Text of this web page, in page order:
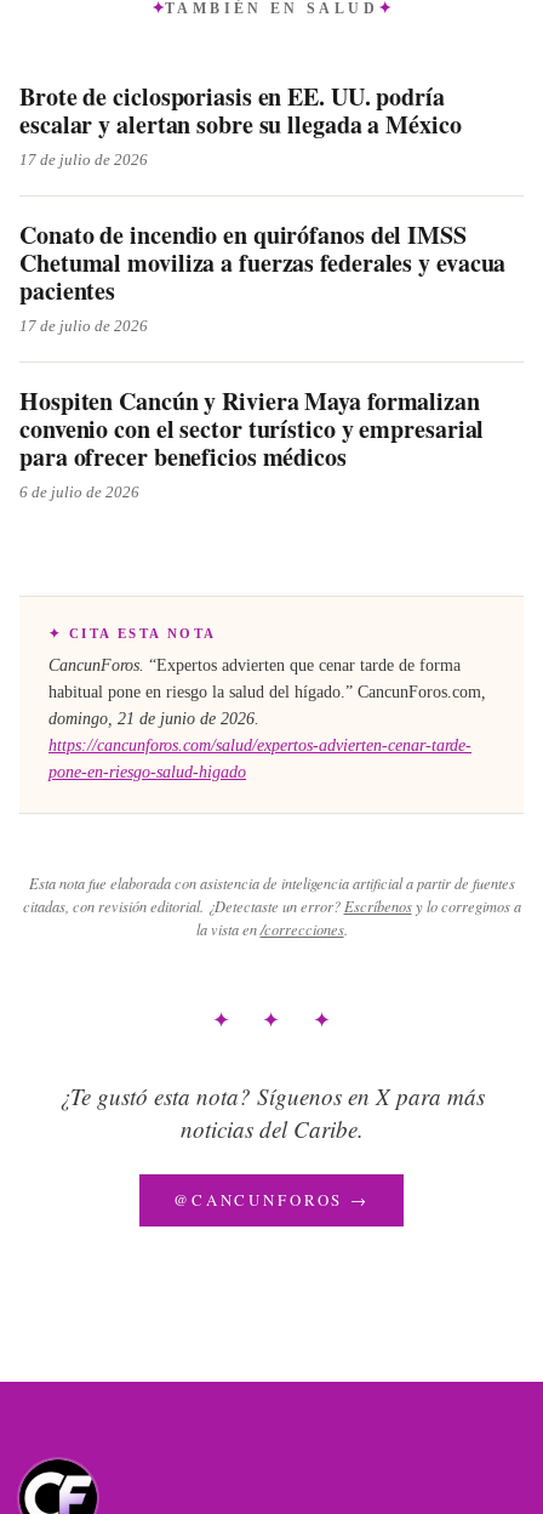
TAMBIÉN ENSALUD
Brote de ciclosporiasis en EE. UU. podría
escalar y alertan sobre su llegada a México
17 de julio de 2026
Conato de incendio en quirófanos del IMSS
Chetumal moviliza a fuerzas federales y evacua
pacientes
17 de julio de 2026
Hospiten Cancún y Riviera Maya formalizan
convenio con el sector turístico y empresarial
para ofrecer beneficios médicos
6 de julio de 2026
✦ CITA ESTA NOTA
CancunForos. “Expertos advierten que cenar tarde de forma
habitual pone en riesgo la salud del hígado.” CancunForos.com,
domingo, 21 de junio de 2026.
https://cancunforos.com/salud/expertos-advierten-cenar-tarde-
pone-en-riesgo-salud-higado
Esta nota fue elaborada con asistencia de inteligencia artificial a partir de fuentes
citadas, con revisión editorial. ¿Detectaste un error? Escríbenos y lo corregimos a
la vista en /correcciones.
✦ ✦ ✦
¿Te gustó esta nota? Síguenos en X para más
noticias del Caribe.
@CANCUNFOROS →